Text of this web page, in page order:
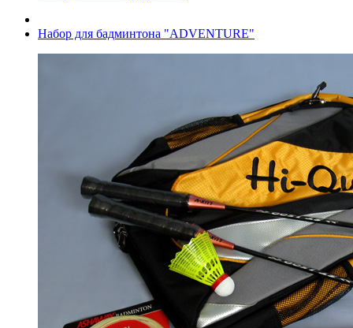
Набор для бадминтона "ADVENTURE"